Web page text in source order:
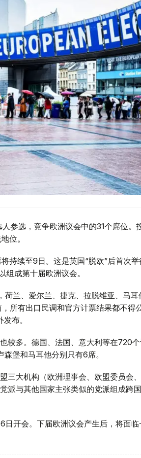
参选，竞争欧洲议会中的31个席位。
位。
持续至9日。这是英国“脱欧”后首次
成第十届欧洲议会。
兰、爱尔兰、捷克、拉脱维亚、马耳
所有出口民调和官方计票结果都不得
布。
较多。德国、法国、意大利等在720
堡和马耳他分别只有6席。
三大机构（欧洲理事会、欧盟委员会
派与其他国家主张类似的党派组成跨
开会。下届欧洲议会产生后，将面临